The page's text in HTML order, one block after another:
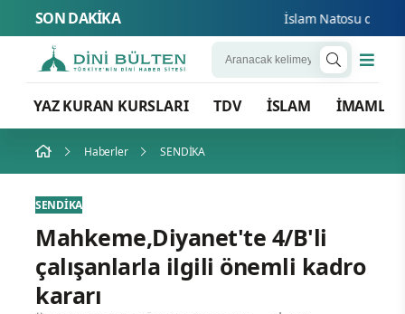
SON DAKİKA İslam Natosu dosta
YAZ KURAN KURSLARI TDV İSLAM İMAMLAR
Haberler SENDİKA
SENDİKA
Mahkeme,Diyanet'te 4/B'li
çalışanlarla ilgili önemli kadro
kararı